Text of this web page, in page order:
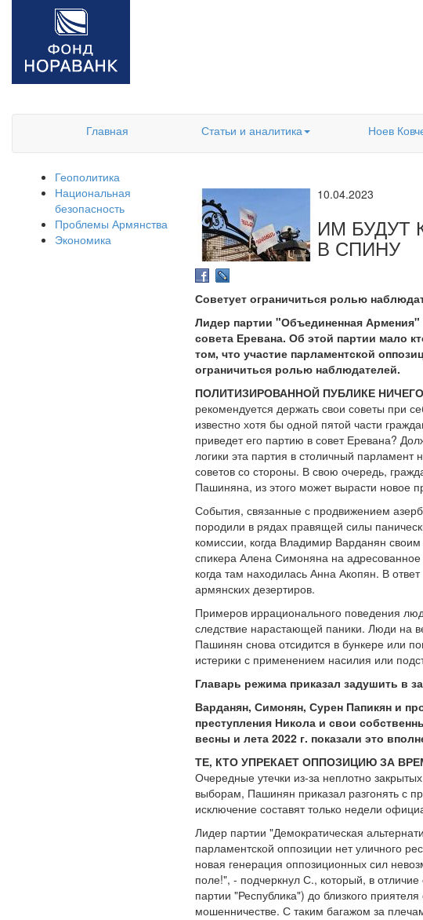
Главная
Статьи и аналитика Ноев
Геополитика
Национальная
безопасность
Проблемы Армянства
Экономика
10.04.2023
ИМ БУДУТ
В СПИНУ
Советует ограничиться ролью
Лидер партии "Объединенная Армения"
совета Еревана. Об этой партии мало
том, что участие парламентской
ограничиться ролью наблюдателей.
ПОЛИТИЗИРОВАННОЙ ПУБЛИКЕ
рекомендуется держать свои советы при
известно хотя бы одной пятой части
приведет его партию в совет Еревана?
логики эта партия в столичный
советов со стороны. В свою очередь,
Пашиняна, из этого может вырасти новое
События, связанные с продвижением
породили в рядах правящей силы
комиссии, когда Владимир Варданян
спикера Алена Симоняна на
когда там находилась Анна Акопян. В
армянских дезертиров.
Примеров иррационального поведения
следствие нарастающей паники. Люди на
Пашинян снова отсидится в бункере или
истерики с применением насилия или
Главарь режима приказал задушить в
Варданян, Симонян, Сурен Папикян и
преступления Никола и свои
весны и лета 2022 г. показали это
ТЕ, КТО УПРЕКАЕТ ОППОЗИЦИЮ ЗА
Очередные утечки из-за неплотно
выборам, Пашинян приказал разгонять с
исключение составят только недели
Лидер партии "Демократическая
парламентской оппозиции нет уличного
новая генерация оппозиционных сил
поле!", - подчеркнул С., который, в
партии "Республика") до близкого
мошенничестве. С таким багажом за